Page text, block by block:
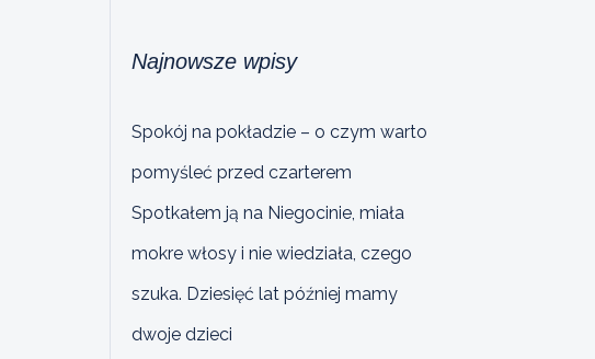
Najnowsze wpisy
Spokój na pokładzie – o czym warto
pomyśleć przed czarterem
Spotkałem ją na Niegocinie, miała
mokre włosy i nie wiedziała, czego
szuka. Dziesięć lat później mamy
dwoje dzieci